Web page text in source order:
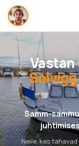
Solvigg
Samm-
Neile, kes